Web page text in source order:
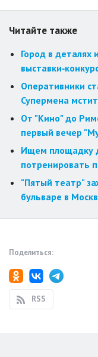
Читайте также
Город в деталях
Оперативники
Супермена
От "Кино" до
первый вечер
Ищем площадку
потренировать
"Пятый театр"
бульваре в
Поделиться:
RSS